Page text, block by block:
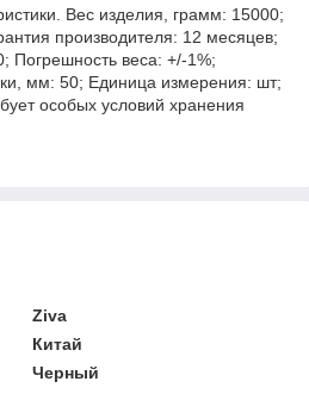
Вес изделия, грамм: 15000;
производителя: 12 месяцев;
Погрешность веса: +/-1%;
мм: 50; Единица измерения: шт;
особых условий хранения
Ziva
Китай
Черный